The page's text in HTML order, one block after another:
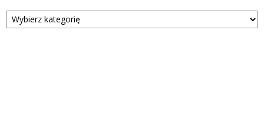
Kategorie